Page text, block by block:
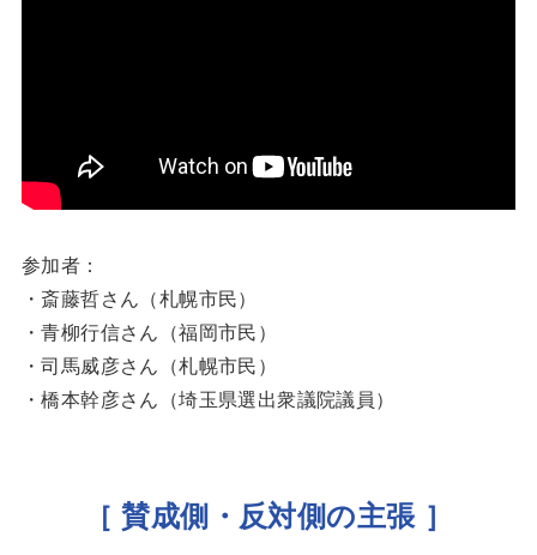
参加者：
・斎藤哲さん（札幌市民）
・青柳行信さん（福岡市民）
・司馬威彦さん（札幌市民）
・橋本幹彦さん（埼玉県選出衆議院議員）
［ 賛成側・反対側の主張 ］